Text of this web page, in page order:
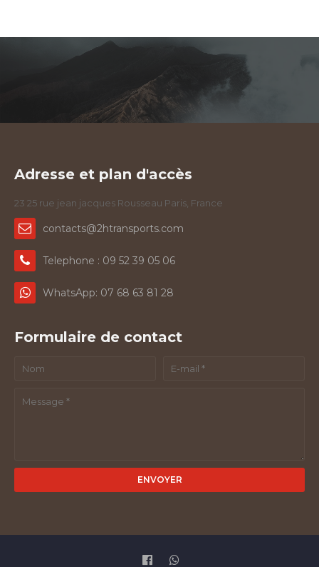
Adresse et plan d'accès
23 25 rue jean jacques Rousseau Paris, France
contacts@2htransports.com
Telephone : 09 52 39 05 06
WhatsApp: 07 68 63 81 28
Formulaire de contact